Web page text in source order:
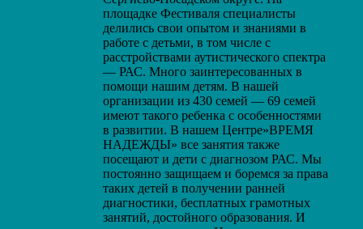
площадке Фестиваля специалисты
делились свои опытом и знаниями в
работе с детьми, в том числе с
расстройствами аутистического спектра
— РАС. Много заинтересованных в
помощи нашим детям. В нашей
организации из 430 семей — 69 семей
имеют такого ребенка с особенностями
в развитии. В нашем Центре»ВРЕМЯ
НАДЕЖДЫ» все занятия также
посещают и дети с диагнозом РАС. Мы
постоянно защищаем и боремся за права
таких детей в получении ранней
диагностики, бесплатных грамотных
занятий, достойного образования. И